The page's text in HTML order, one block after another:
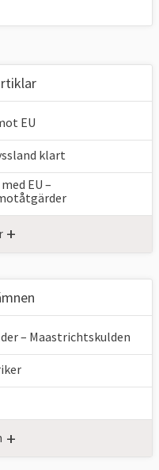
EU
klart
EU –
+
– Maastrichtskulden
+